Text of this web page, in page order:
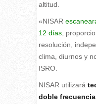
altitud.
«NISAR
12 días,
resolución,
clima, diurnos y
ISRO.
NISAR utilizará
doble frecuencia